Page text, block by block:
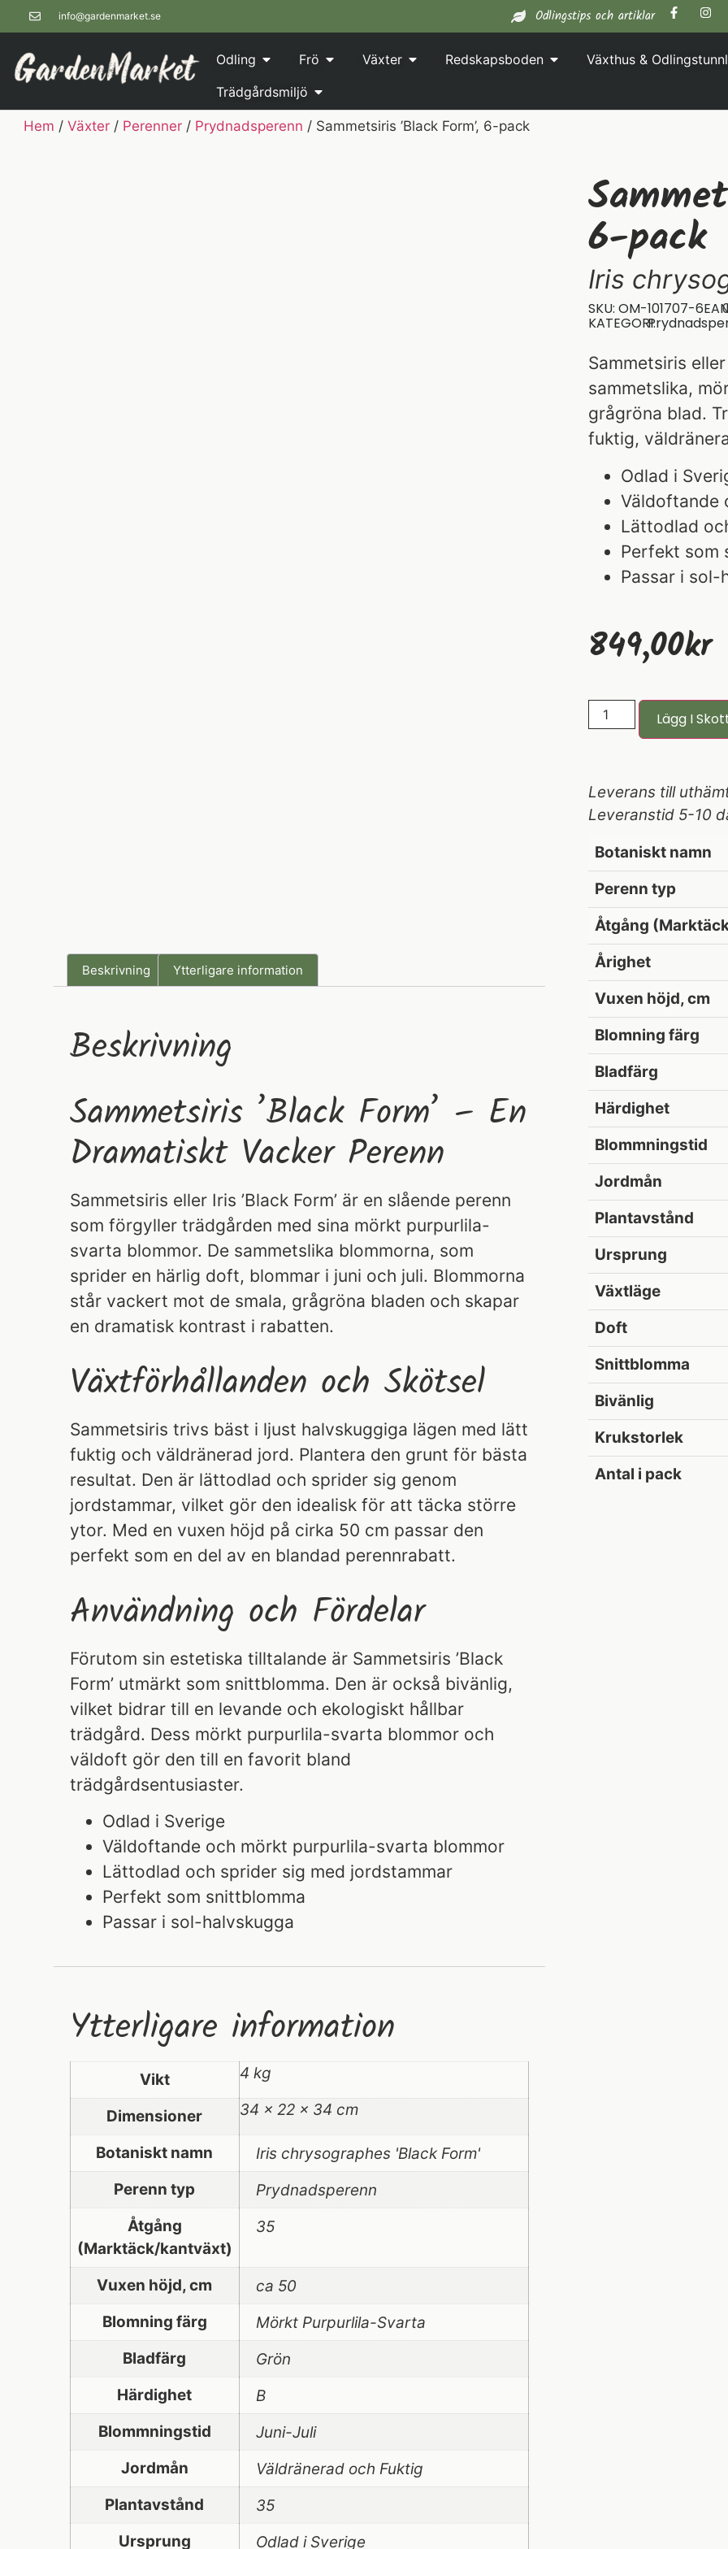
info@gardenmarket.se Odlingstips och artiklar
Odling Frö Växter Redskapsboden
Växthus &
Trädgårdsmiljö
Hem / Växter / Perenner / Prydnadsperenn / Sammetsiris ’Black Form’, 6-pack
Beskrivning Ytterligare information
Beskrivning
Sammetsiris ’Black Form’ – En
Dramatiskt Vacker Perenn
Sammetsiris eller Iris ’Black Form’ är en slående perenn
som förgyller trädgården med sina mörkt purpurlila-
svarta blommor. De sammetslika blommorna, som
sprider en härlig doft, blommar i juni och juli. Blommorna
står vackert mot de smala, grågröna bladen och skapar
en dramatisk kontrast i rabatten.
Växtförhållanden och Skötsel
Sammetsiris trivs bäst i ljust halvskuggiga lägen med lätt
fuktig och väldränerad jord. Plantera den grunt för bästa
resultat. Den är lättodlad och sprider sig genom
jordstammar, vilket gör den idealisk för att täcka större
ytor. Med en vuxen höjd på cirka 50 cm passar den
perfekt som en del av en blandad perennrabatt.
Användning och Fördelar
Förutom sin estetiska tilltalande är Sammetsiris ’Black
Form’ utmärkt som snittblomma. Den är också bivänlig,
vilket bidrar till en levande och ekologiskt hållbar
trädgård. Dess mörkt purpurlila-svarta blommor och
väldoft gör den till en favorit bland
trädgårdsentusiaster.
Odlad i Sverige
Väldoftande och mörkt purpurlila-svarta blommor
Lättodlad och sprider sig med jordstammar
Perfekt som snittblomma
Passar i sol-halvskugga
Ytterligare information
Vikt 4 kg
Dimensioner 34 × 22 × 34 cm
Botaniskt namn
Iris chrysographes 'Black Form'
Perenn typ
Prydnadsperenn
Åtgång
(Marktäck/kantväxt)
35
Vuxen höjd, cm
ca 50
Blomning färg
Mörkt Purpurlila-Svarta
Bladfärg
Grön
Härdighet
B
Blommningstid
Juni-Juli
Jordmån
Väldränerad och Fuktig
Plantavstånd
35
Ursprung
Odlad i Sverige
6-pack
Iris
SKU: OM-101707-6
KATEGORI:
Sammetsiris
sammetslika,
grågröna blad.
fuktig,
Odlad i
Väldoftande
Lättodlad
Perfekt som
Passar i sol-
849,00Kr
Lägg I
Leverans till
Leveranstid 5-10
Botaniskt namn
Perenn typ
Åtgång
Årighet
Vuxen höjd, cm
Blomning färg
Bladfärg
Härdighet
Blommningstid
Jordmån
Plantavstånd
Ursprung
Växtläge
Doft
Snittblomma
Bivänlig
Krukstorlek
Antal i pack